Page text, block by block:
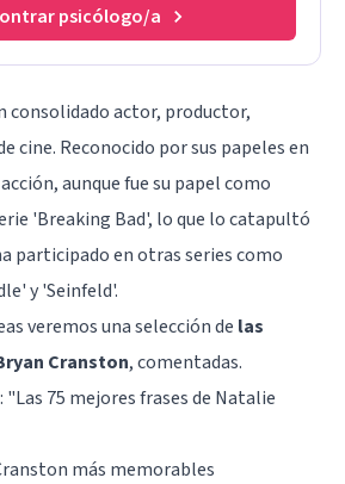
psicólogo/a
consolidado actor, productor,
cine. Reconocido por sus papeles en
aunque fue su papel como
'Breaking Bad', lo que lo catapultó
participado en otras series como
y 'Seinfeld'.
veremos una selección de las
Cranston, comentadas.
"Las 75 mejores frases de Natalie
más memorables